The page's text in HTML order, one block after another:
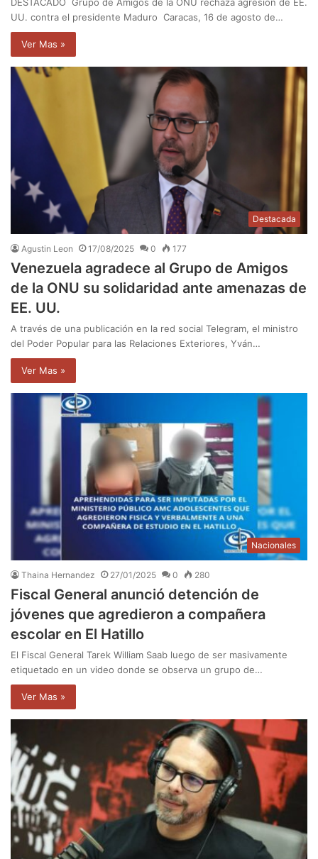
DESTACADO Grupo de Amigos de la ONU rechaza agresión de EE.
UU. contra el presidente Maduro Caracas, 16 de agosto de…
Ver Mas »
Destacada
Agustin Leon 17/08/2025 0 177
Venezuela agradece al Grupo de Amigos
de la ONU su solidaridad ante amenazas de
EE. UU.
A través de una publicación en la red social Telegram, el ministro
del Poder Popular para las Relaciones Exteriores, Yván…
Ver Mas »
Nacionales
Thaina Hernandez 27/01/2025 0 280
Fiscal General anunció detención de
jóvenes que agredieron a compañera
escolar en El Hatillo
El Fiscal General Tarek William Saab luego de ser masivamente
etiquetado en un video donde se observa un grupo de…
Ver Mas »